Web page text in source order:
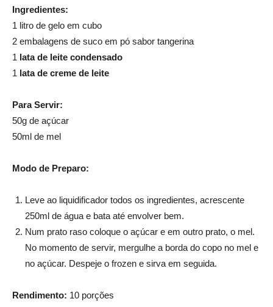
Ingredientes:
1 litro de gelo em cubo
2 embalagens de suco em pó sabor tangerina
1 lata de leite condensado
1 lata de creme de leite
Para Servir:
50g de açúcar
50ml de mel
Modo de Preparo:
Leve ao liquidificador todos os ingredientes, acrescente
250ml de água e bata até envolver bem.
Num prato raso coloque o açúcar e em outro prato, o mel.
No momento de servir, mergulhe a borda do copo no mel e
no açúcar. Despeje o frozen e sirva em seguida.
Rendimento: 10 porções